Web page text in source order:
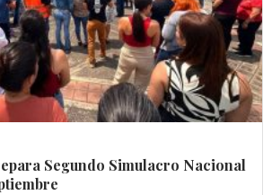
Segundo Simulacro Nacional